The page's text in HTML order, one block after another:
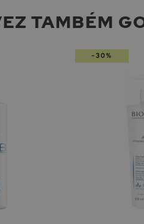
TAMBÉM
-30%